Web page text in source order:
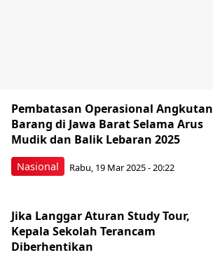
Nasional
Pembatasan Operasional Angkutan
Barang di Jawa Barat Selama Arus
Mudik dan Balik Lebaran 2025
Rabu, 19 Mar 2025 - 20:22
Jika Langgar Aturan Study Tour,
Kepala Sekolah Terancam
Diberhentikan